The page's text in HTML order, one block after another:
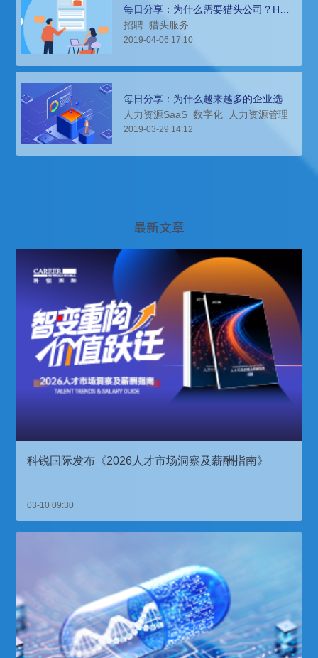
每日分享：为什么需要猎头公司？HR
如何挑选适用的猎头公司？
招聘 猎头服务
2019-04-06 17:10
每日分享：为什么越来越多的企业选择
人力资源SaaS？使用需要注意什么？
人力资源SaaS 数字化 人力资源管理
2019-03-29 14:12
最新文章
科锐国际发布《2026人才市场洞察及薪酬指南》
03-10 09:30